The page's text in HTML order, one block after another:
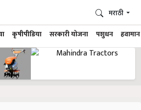
कृषीपीडिया सरकारी योजना पशुधन हवामान
मराठी